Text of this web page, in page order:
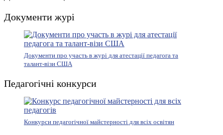
Документи журі
Документи про участь в журі для атестації педагога та
талант-візи США
Педагогічні конкурси
Конкурси педагогічної майстерності для всіх освітян